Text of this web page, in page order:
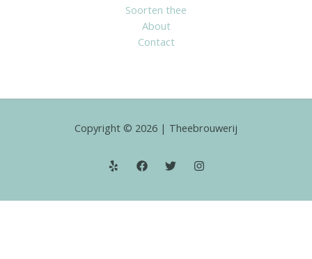
Soorten thee
About
Contact
Copyright © 2026 | Theebrouwerij